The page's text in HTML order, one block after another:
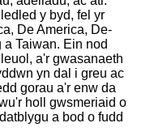
y byd, fel yr
De America, De-
Taiwan. Ein nod
a'r gwasanaeth
yn dal i greu ac
gorau a'r enw da
holl gwsmeriaid o
a bod o fudd